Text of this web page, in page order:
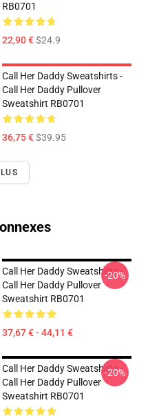
RB0701
22,90 €$24.9
Call Her Daddy Sweatshirts -
Call Her Daddy Pullover
Sweatshirt RB0701
36,75 €$39.95
Call Her Daddy Sweatshirts -
Call Her Daddy Pullover
Sweatshirt RB0701
37,67 € - 44,11 €
-20%
Call Her Daddy Sweatshirts -
Call Her Daddy Pullover
Sweatshirt RB0701
-20%